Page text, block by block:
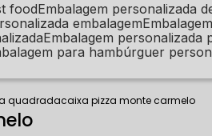
food embalagem personalizada
embalagem
embalagem
para hambúrguer
quadradacaixa pizza monte carmelo